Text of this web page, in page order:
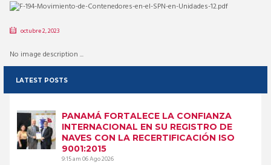
octubre 2, 2023
No image description ...
LATEST POSTS
PANAMÁ FORTALECE LA CONFIANZA
INTERNACIONAL EN SU REGISTRO DE
NAVES CON LA RECERTIFICACIÓN ISO
9001:2015
9:15 am06 Ago 2026